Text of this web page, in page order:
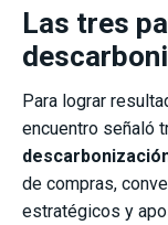
Las tres
Para lograr
encuentro señaló
de compras,
estratégicos y